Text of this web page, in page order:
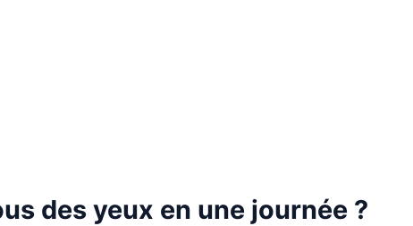
des yeux en une journée ?